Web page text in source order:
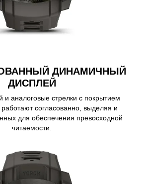
ДИНАМИЧНЫЙ
ДИСПЛЕЙ
и аналоговые стрелки с покрытием
согласованно, выделяя и
для обеспечения превосходной
читаемости.